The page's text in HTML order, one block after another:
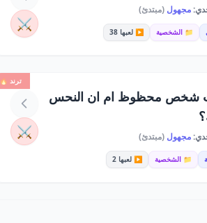
مجهول (مبتدئ)
📁 الشخصية ▶️ لعبها 38 ⚔️
ترند 🔥
شخص محظوظ ام ان النحس
مجهول (مبتدئ)
📁 الشخصية ▶️ لعبها 2
⚔️